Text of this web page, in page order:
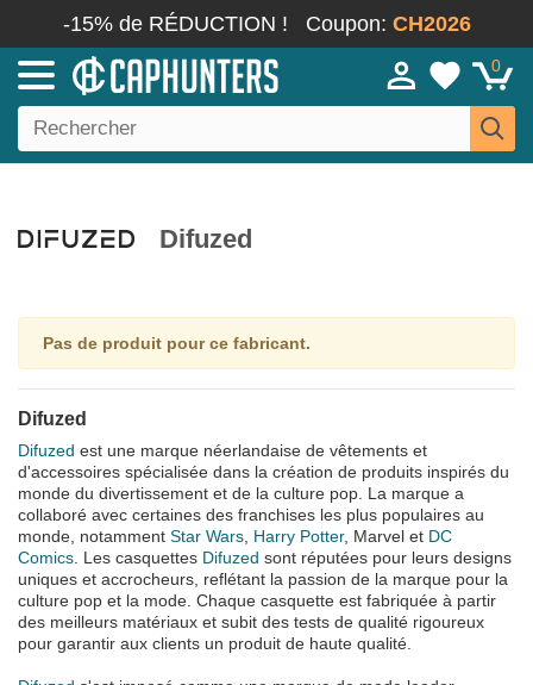
-15% de RÉDUCTION ! Coupon: CH2026
0
Difuzed
Pas de produit pour ce fabricant.
Difuzed
Difuzed est une marque néerlandaise de vêtements et
d'accessoires spécialisée dans la création de produits inspirés du
monde du divertissement et de la culture pop. La marque a
collaboré avec certaines des franchises les plus populaires au
monde, notamment Star Wars Harry Potter, Marvel et DC
Comics . Les casquettes Difuzed sont réputées pour leurs designs
uniques et accrocheurs, reflétant la passion de la marque pour la
culture pop et la mode. Chaque casquette est fabriquée à partir
des meilleurs matériaux et subit des tests de qualité rigoureux
pour garantir aux clients un produit de haute qualité.